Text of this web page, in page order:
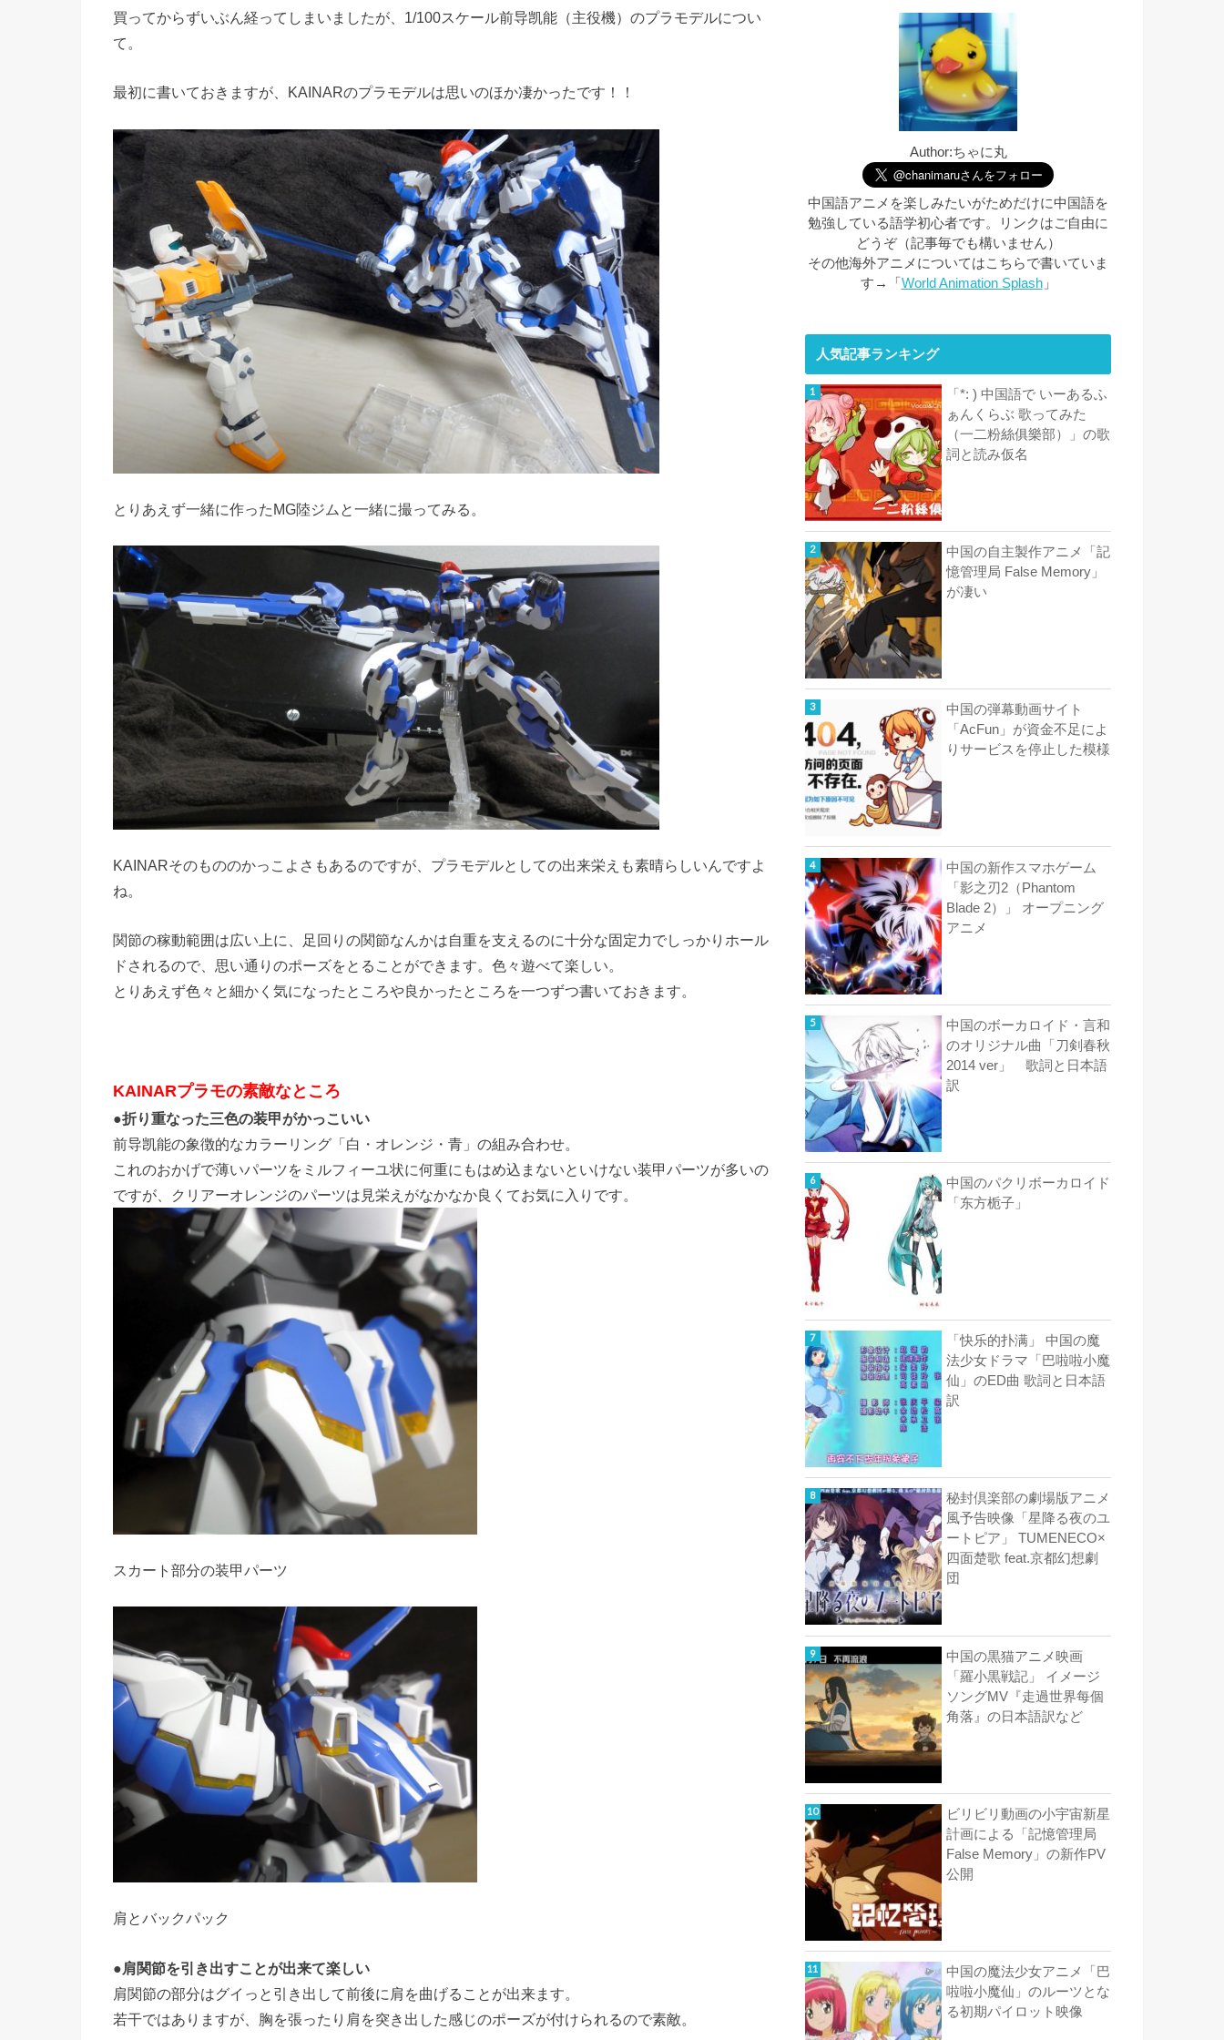
買ってからずいぶん経ってしまいましたが、1/100スケール前导凯能（主役機）のプラモデルについ
て。
最初に書いておきますが、KAINARのプラモデルは思いのほか凄かったです！！
とりあえず一緒に作ったMG陸ジムと一緒に撮ってみる。
KAINARそのもののかっこよさもあるのですが、プラモデルとしての出来栄えも素晴らしいんですよ
ね。
関節の稼動範囲は広い上に、足回りの関節なんかは自重を支えるのに十分な固定力でしっかりホール
ドされるので、思い通りのポーズをとることができます。色々遊べて楽しい。
とりあえず色々と細かく気になったところや良かったところを一つずつ書いておきます。
KAINARプラモの素敵なところ
●折り重なった三色の装甲がかっこいい
前导凯能の象徴的なカラーリング「白・オレンジ・青」の組み合わせ。
これのおかげで薄いパーツをミルフィーユ状に何重にもはめ込まないといけない装甲パーツが多いの
ですが、クリアーオレンジのパーツは見栄えがなかなか良くてお気に入りです。
スカート部分の装甲パーツ
肩とバックパック
●肩関節を引き出すことが出来て楽しい
肩関節の部分はグイっと引き出して前後に肩を曲げることが出来ます。
若干ではありますが、胸を張ったり肩を突き出した感じのポーズが付けられるので素敵。
Author:ちゃに丸
中国語アニメを楽しみたいがためだけに中国語を
勉強している語学初心者です。リンクはご自由に
どうぞ（記事毎でも構いません）
その他海外アニメについてはこちらで書いていま
す→「 World Animation Splash」
人気記事ランキング
「*: ) 中国語で いーあるふ
ぁんくらぶ 歌ってみた
（一二粉絲俱樂部）」の歌
詞と読み仮名
中国の自主製作アニメ「記
憶管理局 False Memory」
が凄い
中国の弾幕動画サイト
「AcFun」が資金不足によ
りサービスを停止した模様
中国の新作スマホゲーム
「影之刃2（Phantom
Blade 2）」 オープニング
アニメ
中国のボーカロイド・言和
のオリジナル曲「刀剣春秋
2014 ver」 歌詞と日本語
訳
中国のパクリボーカロイド
「东方栀子」
「快乐的扑满」 中国の魔
法少女ドラマ「巴啦啦小魔
仙」のED曲 歌詞と日本語
訳
秘封倶楽部の劇場版アニメ
風予告映像「星降る夜のユ
ートピア」 TUMENECO×
四面楚歌 feat.京都幻想劇
団
中国の黒猫アニメ映画
「羅小黒戦記」 イメージ
ソングMV『走過世界每個
角落』の日本語訳など
ビリビリ動画の小宇宙新星
計画による「記憶管理局
False Memory」の新作PV
公開
中国の魔法少女アニメ「巴
啦啦小魔仙」のルーツとな
る初期パイロット映像